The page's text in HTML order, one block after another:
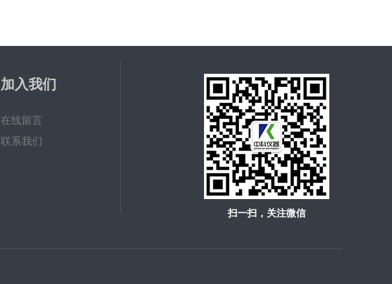
加入我们
在线留言
联系我们
扫一扫，关注微信